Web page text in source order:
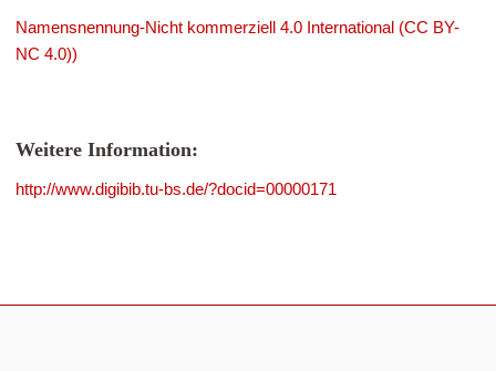
Namensnennung-Nicht kommerziell 4.0 International (CC BY-
NC 4.0))
Weitere Information:
http://www.digibib.tu-bs.de/?docid=00000171